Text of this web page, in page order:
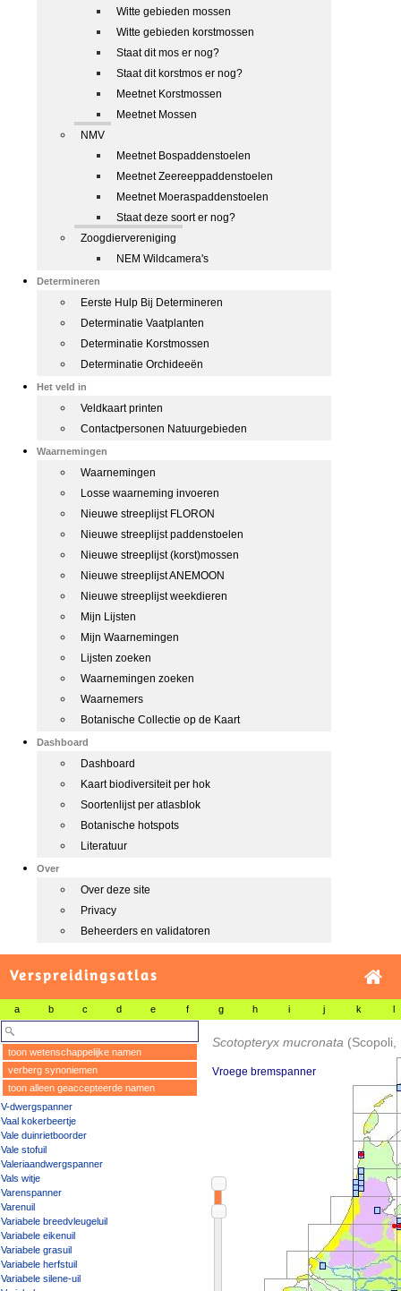
Witte gebieden mossen
Witte gebieden korstmossen
Staat dit mos er nog?
Staat dit korstmos er nog?
Meetnet Korstmossen
Meetnet Mossen
NMV
Meetnet Bospaddenstoelen
Meetnet Zeereeppaddenstoelen
Meetnet Moeraspaddenstoelen
Staat deze soort er nog?
Zoogdiervereniging
NEM Wildcamera's
Determineren
Eerste Hulp Bij Determineren
Determinatie Vaatplanten
Determinatie Korstmossen
Determinatie Orchideeën
Het veld in
Veldkaart printen
Contactpersonen Natuurgebieden
Waarnemingen
Waarnemingen
Losse waarneming invoeren
Nieuwe streeplijst FLORON
Nieuwe streeplijst paddenstoelen
Nieuwe streeplijst (korst)mossen
Nieuwe streeplijst ANEMOON
Nieuwe streeplijst weekdieren
Mijn Lijsten
Mijn Waarnemingen
Lijsten zoeken
Waarnemingen zoeken
Waarnemers
Botanische Collectie op de Kaart
Dashboard
Dashboard
Kaart biodiversiteit per hok
Soortenlijst per atlasblok
Botanische hotspots
Literatuur
Over
Over deze site
Privacy
Beheerders en validatoren
Verspreidingsatlas
a b c d e f g h i j k l
toon wetenschappelijke namen
verberg synoniemen
toon alleen geaccepteerde namen
V-dwergspanner
Vaal kokerbeertje
Vale duinrietboorder
Vale stofuil
Valeriaandwergspanner
Vals witje
Varenspanner
Varenuil
Variabele breedvleugeluil
Variabele eikenuil
Variabele grasuil
Variabele herfstuil
Variabele silene-uil
Scotopteryx mucronata (Scopoli,
Vroege bremspanner